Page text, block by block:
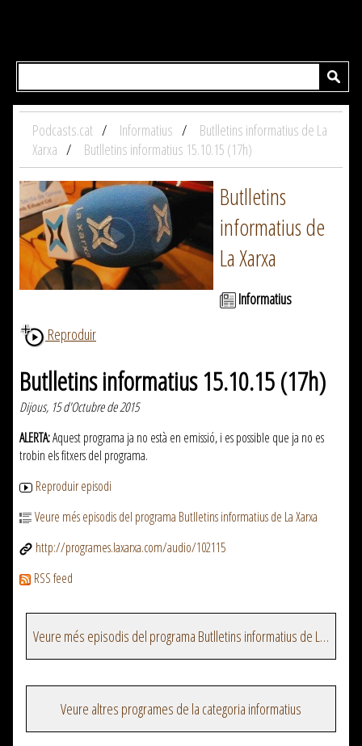
Podcasts.cat Informatius
Butlletins informatius de La
Xarxa
Butlletins informatius 15.10.15 (17h)
Butlletins
informatius de
La Xarxa
Informatius
Reproduir
Butlletins informatius 15.10.15 (17h)
Dijous, 15 d'Octubre de 2015
ALERTA:Aquest programa ja no està en emissió, i es possible que ja no es
trobin els fitxers del programa.
Reproduir episodi
Veure més episodis del programa Butlletins informatius de La Xarxa
http://programes.laxarxa.com/audio/102115
RSS feed
Veure més episodis del programa Butlletins informatius de La Xarxa
Veure altres programes de la categoria informatius